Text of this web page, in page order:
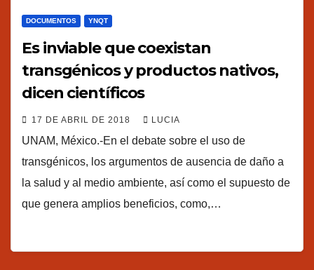
DOCUMENTOS YNQT
Es inviable que coexistan
transgénicos y productos nativos,
dicen científicos
17 DE ABRIL DE 2018 LUCIA
UNAM, México.-En el debate sobre el uso de
transgénicos, los argumentos de ausencia de daño a
la salud y al medio ambiente, así como el supuesto de
que genera amplios beneficios, como,…